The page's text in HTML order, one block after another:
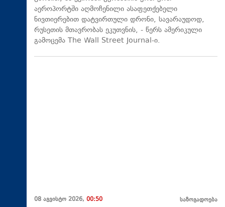
აეროპორტში აღმოჩენილი ასაფეთქებელი
ნივთიერებით დატვირთული დრონი, სავარაუდოდ,
რუსეთის მთავრობას ეკუთვნის, - წერს ამერიკული
გამოცემა The Wall Street Journal-ი.
08 აგვისტო 2026, 00:50 საზოგადოება